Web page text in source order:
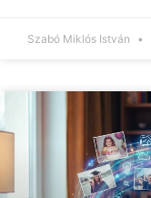
Szabó Miklós István